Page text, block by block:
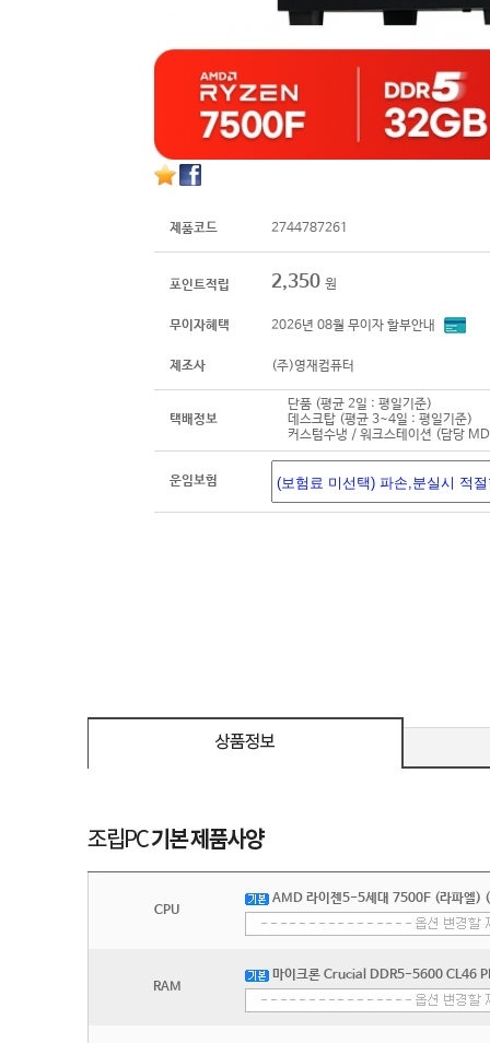
제품코드 2744787261
포인트적립 2,350 원
무이자혜택 2026년 08월 무이자 할부안내
제조사 (주)영재컴퓨터
택배정보
단품 (평균 2일 : 평일기준)
데스크탑 (평균 3~4일 : 평일기준)
커스텀수냉 / 워크스테이션 (담당
운임보험
CPU
AMD 라이젠5-5세대 7500F (라파엘)
RAM
마이크론 Crucial DDR5-5600 CL46